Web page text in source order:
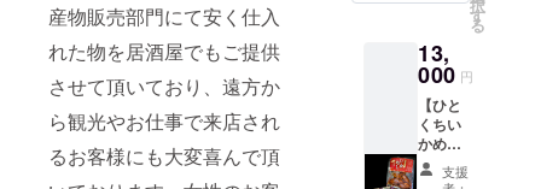
産物販売部門にて安く仕入
れた物を居酒屋でもご提供
させて頂いており、遠方か
ら観光やお仕事で来店され
るお客様にも大変喜んで頂
らやら
かく仕
上げま
した！
食べ
やすい
一口サ
は、函
森駅の
駅弁と
して全
国的に
人気の
高い物
です。
イ
択
す
る
13,
000 円
【ひと
くちい
かめし
４尾入×
１０支援